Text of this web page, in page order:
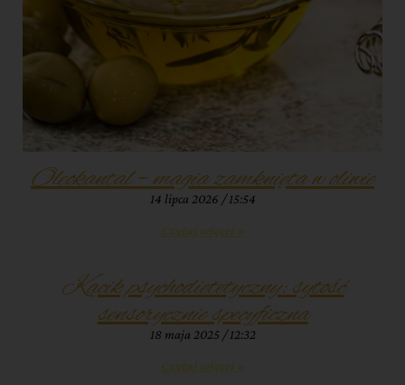
Oleokantal – magia zamknięta w oliwie
14 lipca 2026 15:54
Czytaj więcej »
Kącik psychodietetyczny: sytość
sensorycznie specyficzna
18 maja 2025 12:32
Czytaj więcej »